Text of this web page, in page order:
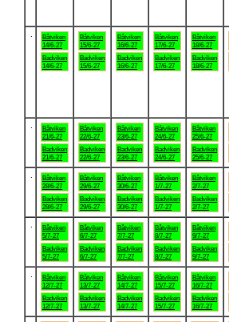
Båtviken
14/6-27
Badviken
14/6-27
Båtviken
15/6-27
Badviken
15/6-27
Båtviken
16/6-27
Badviken
16/6-27
Båtviken
17/6-27
Badviken
17/6-27
Båtviken
18/6-27
Badviken
18/6-27
Båtviken
21/6-27
Badviken
21/6-27
Båtviken
22/6-27
Badviken
22/6-27
Båtviken
23/6-27
Badviken
23/6-27
Båtviken
24/6-27
Badviken
24/6-27
Båtviken
25/6-27
Badviken
25/6-27
Båtviken
28/6-27
Badviken
28/6-27
Båtviken
29/6-27
Badviken
29/6-27
Båtviken
30/6-27
Badviken
30/6-27
Båtviken
1/7-27
Badviken
1/7-27
Båtviken
2/7-27
Badviken
2/7-27
Båtviken
5/7-27
Badviken
5/7-27
Båtviken
6/7-27
Badviken
6/7-27
Båtviken
7/7-27
Badviken
7/7-27
Båtviken
8/7-27
Badviken
8/7-27
Båtviken
9/7-27
Badviken
9/7-27
Båtviken
12/7-27
Badviken
12/7-27
Båtviken
13/7-27
Badviken
13/7-27
Båtviken
14/7-27
Badviken
14/7-27
Båtviken
15/7-27
Badviken
15/7-27
Båtviken
16/7-27
Badviken
16/7-27